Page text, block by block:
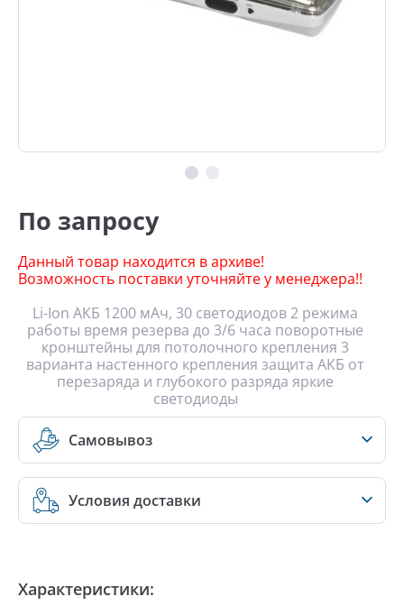
По запросу
Данный товар находится в архиве!
Возможность поставки уточняйте у менеджера!!
Li-Ion АКБ 1200 мАч, 30 светодиодов 2 режима
работы время резерва до 3/6 часа поворотные
кронштейны для потолочного крепления 3
варианта настенного крепления защита АКБ от
перезаряда и глубокого разряда яркие
светодиоды
Самовывоз
Условия доставки
Характеристики: